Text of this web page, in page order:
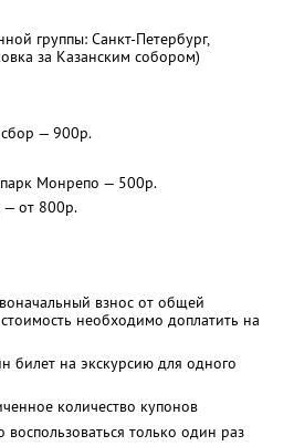
группы: Санкт-Петербург,
за Казанским собором)
— 900р.
Монрепо — 500р.
— от 800р.
взнос от общей
необходимо доплатить на
билет на экскурсию для одного
количество купонов
только один раз